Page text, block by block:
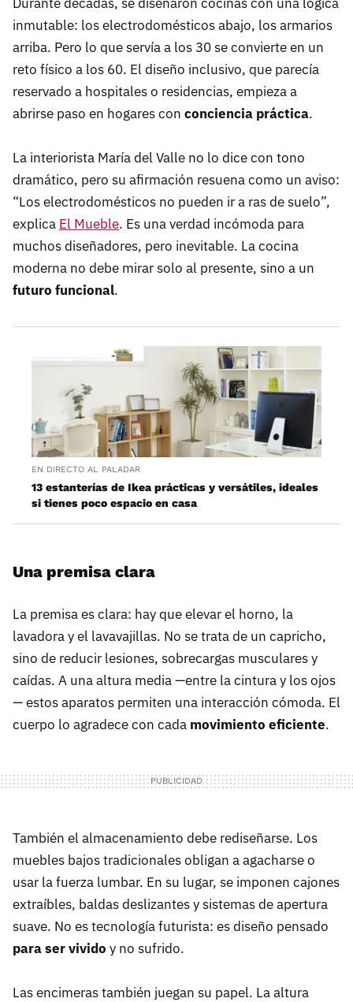
inmutable: los electrodomésticos abajo, los armarios
arriba. Pero lo que servía a los 30 se convierte en un
reto físico a los 60. El diseño inclusivo, que parecía
reservado a hospitales o residencias, empieza a
abrirse paso en hogares con conciencia práctica.
La interiorista María del Valle no lo dice con tono
dramático, pero su afirmación resuena como un aviso:
“Los electrodomésticos no pueden ir a ras de suelo”,
explica El Mueble. Es una verdad incómoda para
muchos diseñadores, pero inevitable. La cocina
moderna no debe mirar solo al presente, sino a un
futuro funcional.
EN DIRECTO AL PALADAR
13 estanterías de Ikea prácticas y versátiles, ideales
si tienes poco espacio en casa
Una premisa clara
La premisa es clara: hay que elevar el horno, la
lavadora y el lavavajillas. No se trata de un capricho,
sino de reducir lesiones, sobrecargas musculares y
caídas. A una altura media —entre la cintura y los ojos
— estos aparatos permiten una interacción cómoda. El
cuerpo lo agradece con cada movimiento eficiente.
También el almacenamiento debe rediseñarse. Los
muebles bajos tradicionales obligan a agacharse o
usar la fuerza lumbar. En su lugar, se imponen cajones
extraíbles, baldas deslizantes y sistemas de apertura
suave. No es tecnología futurista: es diseño pensado
para ser vivido y no sufrido.
Las encimeras también juegan su papel. La altura